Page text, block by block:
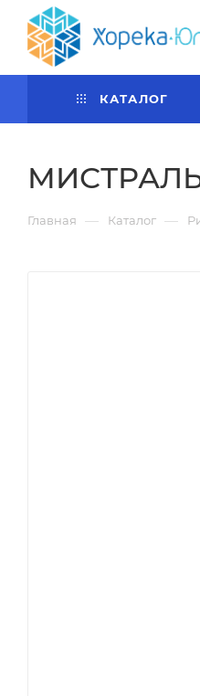
КАТАЛОГ
МИСТРАЛЬ
Главная — Каталог —